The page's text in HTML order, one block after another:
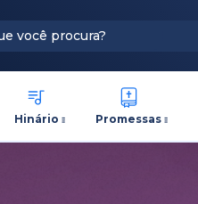
Hinário Promessas